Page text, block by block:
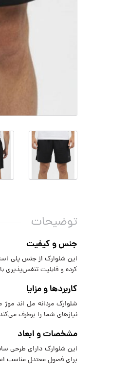
توضیحات
جنس و کیفیت
این شلوارک از جنس پلی
کرده و قابلیت تنفس‌پذیری
کاربردها و مزایا
نیازهای شما را برطرف
مشخصات و ابعاد
برای فصول معتدل مناسب است. شستشو به صورت دستی یا